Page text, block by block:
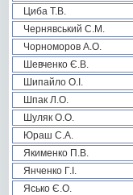
Циба Т.В.
Чернявський С.М.
Чорноморов А.О.
Шевченко Є.В.
Шипайло О.І.
Шпак Л.О.
Шуляк О.О.
Юраш С.А.
Якименко П.В.
Янченко Г.І.
Ясько Є.О.